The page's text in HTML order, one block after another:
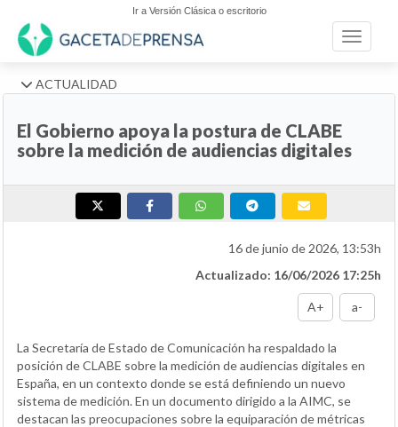
Ir a Versión Clásica o escritorio
Toggle
ACTUALIDAD
El Gobierno apoya la postura de CLABE
sobre la medición de audiencias digitales
16 de junio de 2026, 13:53h
Actualizado: 16/06/2026 17:25h
A+ a-
La Secretaría de Estado de Comunicación ha respaldado la
posición de CLABE sobre la medición de audiencias digitales en
España, en un contexto donde se está definiendo un nuevo
sistema de medición. En un documento dirigido a la AIMC, se
destacan las preocupaciones sobre la equiparación de métricas